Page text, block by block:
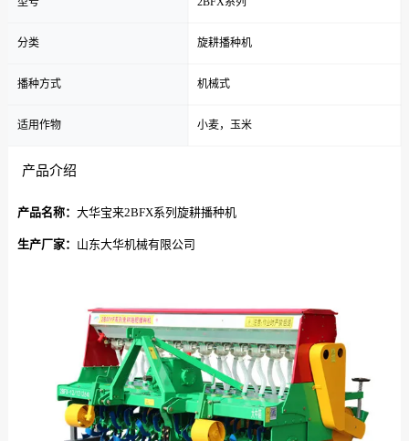
分类 旋耕播种机
播种方式 机械式
适用作物 小麦，玉米
产品介绍
产品名称： 大华宝来2BFX系列旋耕播种机
生产厂家： 山东大华机械有限公司